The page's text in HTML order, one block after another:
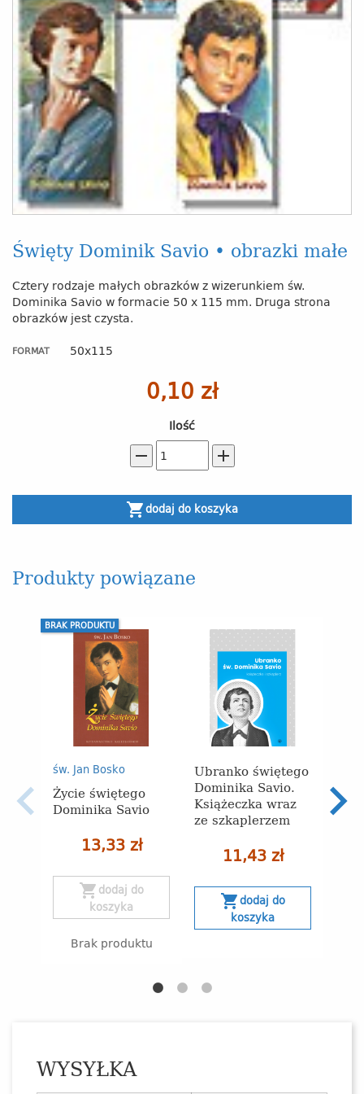
Święty Dominik Savio • obrazki małe
Cztery rodzaje małych obrazków z wizerunkiem św.
Dominika Savio w formacie 50 x 115 mm. Druga strona
obrazków jest czysta.
FORMAT 50x115
0,10 zł
Ilość
remove add
shopping_cartdodaj do koszyka
Produkty powiązane
św. Jan Bosko
Życie świętego
Dominika Savio
13,33 zł
BRAK PRODUKTU
shopping_cart dodaj do
koszyka
Brak produktu
Ubranko świętego
Dominika Savio.
Książeczka wraz
ze szkaplerzem
11,43 zł
shopping_cartdodaj do
koszyka
WYSYŁKA